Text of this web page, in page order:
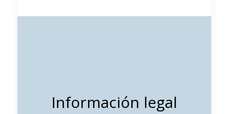
Información legal